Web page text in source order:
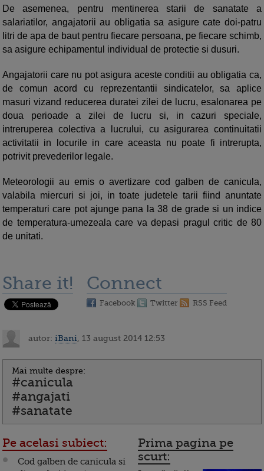
De asemenea, pentru mentinerea starii de sanatate a
salariatilor, angajatorii au obligatia sa asigure cate doi-patru
litri de apa de baut pentru fiecare persoana, pe fiecare schimb,
sa asigure echipamentul individual de protectie si dusuri.
Angajatorii care nu pot asigura aceste conditii au obligatia ca,
de comun acord cu reprezentantii sindicatelor, sa aplice
masuri vizand reducerea duratei zilei de lucru, esalonarea pe
doua perioade a zilei de lucru si, in cazuri speciale,
intreruperea colectiva a lucrului, cu asigurarea continuitatii
activitatii in locurile in care aceasta nu poate fi intrerupta,
potrivit prevederilor legale.
Meteorologii au emis o avertizare cod galben de canicula,
valabila miercuri si joi, in toate judetele tarii fiind anuntate
temperaturi care pot ajunge pana la 38 de grade si un indice
de temperatura-umezeala care va depasi pragul critic de 80
de unitati.
Share it! Connect
Facebook Twitter RSS Feed
autor: iBani , 13 august 2014 12:53
Mai multe despre:
#canicula
#angajati
#sanatate
Pe acelasi subiect:
Cod galben de canicula si
Prima pagina pe
scurt: